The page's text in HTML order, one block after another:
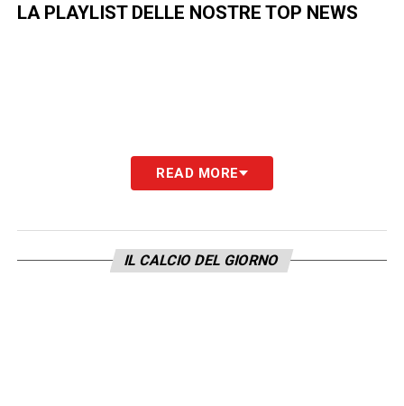
LA PLAYLIST DELLE NOSTRE TOP NEWS
READ MORE
IL CALCIO DEL GIORNO